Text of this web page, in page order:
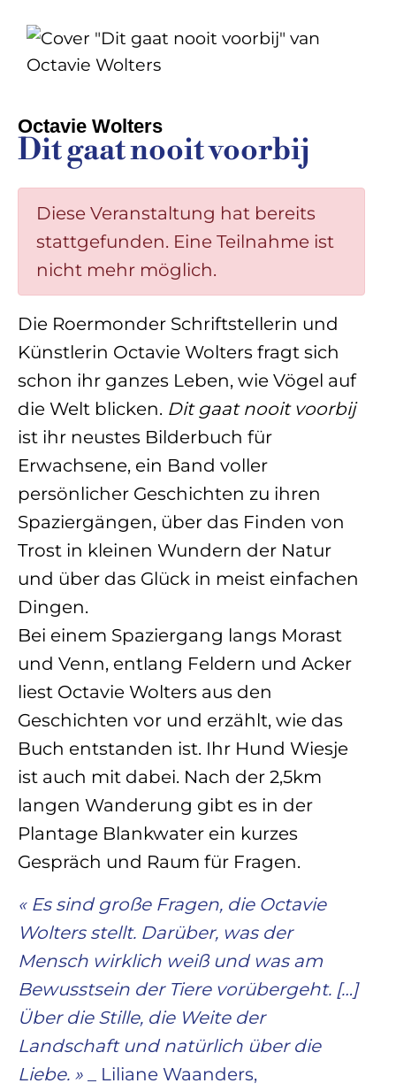
Octavie Wolters
Dit gaat nooit voorbij
Diese Veranstaltung hat bereits
stattgefunden. Eine Teilnahme ist
nicht mehr möglich.
Die Roermonder Schriftstellerin und
Künstlerin Octavie Wolters fragt sich
schon ihr ganzes Leben, wie Vögel auf
die Welt blicken. Dit gaat nooit voorbij
ist ihr neustes Bilderbuch für
Erwachsene, ein Band voller
persönlicher Geschichten zu ihren
Spaziergängen, über das Finden von
Trost in kleinen Wundern der Natur
und über das Glück in meist einfachen
Dingen.
Bei einem Spaziergang langs Morast
und Venn, entlang Feldern und Acker
liest Octavie Wolters aus den
Geschichten vor und erzählt, wie das
Buch entstanden ist. Ihr Hund Wiesje
ist auch mit dabei. Nach der 2,5km
langen Wanderung gibt es in der
Plantage Blankwater ein kurzes
Gespräch und Raum für Fragen.
« Es sind große Fragen, die Octavie
Wolters stellt. Darüber, was der
Mensch wirklich weiß und was am
Bewusstsein der Tiere vorübergeht. […]
Über die Stille, die Weite der
Landschaft und natürlich über die
Liebe. » _ Liliane Waanders,